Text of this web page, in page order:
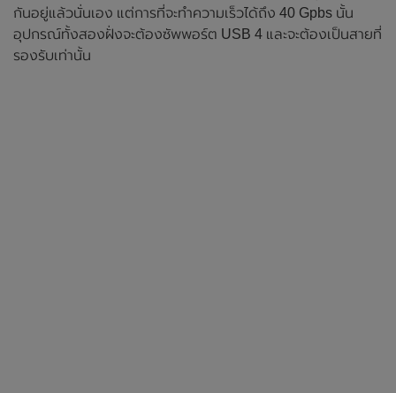
กันอยู่แล้วนั่นเอง แต่การที่จะทำความเร็วได้ถึง 40 Gpbs นั้น
อุปกรณ์ทั้งสองฝั่งจะต้องซัพพอร์ต USB 4 และจะต้องเป็นสายที่
รองรับเท่านั้น